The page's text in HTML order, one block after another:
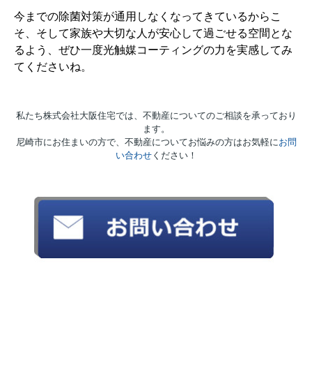
今までの除菌対策が通用しなくなってきているからこ
そ、そして家族や大切な人が安心して過ごせる空間とな
るよう、ぜひ一度光触媒コーティングの力を実感してみ
てくださいね。
私たち株式会社大阪住宅では、不動産についてのご相談を承っており
ます。
尼崎市にお住まいの方で、不動産についてお悩みの方はお気軽にお問
い合わせください！